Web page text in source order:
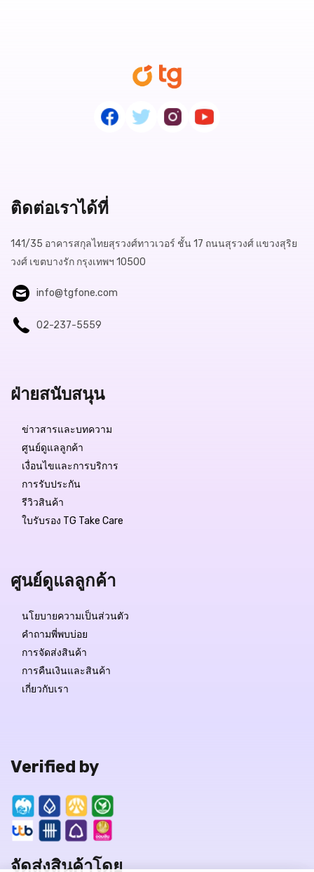
ติดต่อเราได้ที่
141/35 อาคารสกุลไทยสุรวงศ์ทาวเวอร์ ชั้น 17 ถนนสุรวงศ์ แขวงสุริย
วงศ์ เขตบางรัก กรุงเทพฯ 10500
info@tgfone.com
02-237-5559
ฝ่ายสนับสนุน
ข่าวสารและบทความ
ศูนย์ดูแลลูกค้า
เงื่อนไขและการบริการ
การรับประกัน
รีวิวสินค้า
ใบรับรอง TG Take Care
ศูนย์ดูแลลูกค้า
นโยบายความเป็นส่วนตัว
คำถามพี่พบบ่อย
การจัดส่งสินค้า
การคืนเงินและสินค้า
เกี่ยวกับเรา
Verified by
จัดส่งสินค้าโดย